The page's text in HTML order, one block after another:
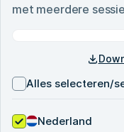
met meerdere
Alles selecteren/
Nederland